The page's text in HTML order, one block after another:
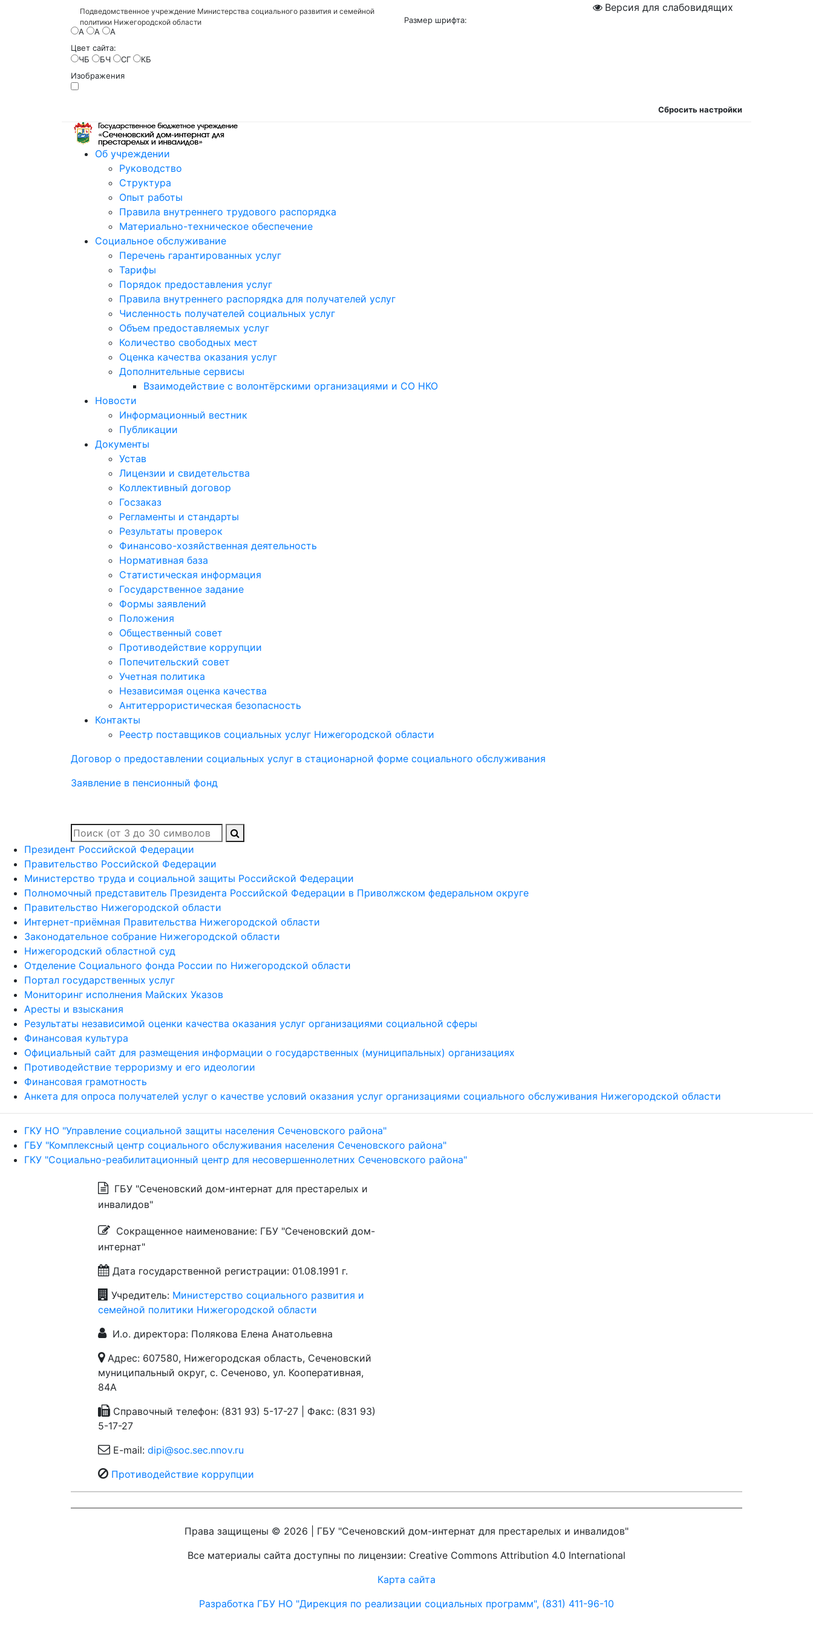
Подведомственное учреждение Министерства социального развития и семейной
политики Нижегородской области
Версия для слабовидящих
Размер шрифта:
A
A
A
Цвет сайта:
ЧБ
БЧ СГ
КБ
Изображения
Сбросить настройки
Об учреждении
Руководство
Структура
Опыт работы
Правила внутреннего трудового распорядка
Материально-техническое обеспечение
Социальное обслуживание
Перечень гарантированных услуг
Тарифы
Порядок предоставления услуг
Правила внутреннего распорядка для получателей услуг
Численность получателей социальных услуг
Объем предоставляемых услуг
Количество свободных мест
Оценка качества оказания услуг
Дополнительные сервисы
Взаимодействие с волонтёрскими организациями и СО НКО
Новости
Информационный вестник
Публикации
Документы
Устав
Лицензии и свидетельства
Коллективный договор
Госзаказ
Регламенты и стандарты
Результаты проверок
Финансово-хозяйственная деятельность
Нормативная база
Статистическая информация
Государственное задание
Формы заявлений
Положения
Общественный совет
Противодействие коррупции
Попечительский совет
Учетная политика
Независимая оценка качества
Антитеррористическая безопасность
Контакты
Реестр поставщиков социальных услуг Нижегородской области
Договор о предоставлении социальных услуг в стационарной форме социального обслуживания
Заявление в пенсионный фонд
Президент Российской Федерации
Правительство Российской Федерации
Министерство труда и социальной защиты Российской Федерации
Полномочный представитель Президента Российской Федерации в Приволжском федеральном округе
Правительство Нижегородской области
Интернет-приёмная Правительства Нижегородской области
Законодательное собрание Нижегородской области
Нижегородский областной суд
Отделение Социального фонда России по Нижегородской области
Портал государственных услуг
Мониторинг исполнения Майских Указов
Аресты и взыскания
Результаты независимой оценки качества оказания услуг организациями социальной сферы
Финансовая культура
Официальный сайт для размещения информации о государственных (муниципальных) организациях
Противодействие терроризму и его идеологии
Финансовая грамотность
Анкета для опроса получателей услуг о качестве условий оказания услуг организациями социального обслуживания Нижегородской области
ГКУ НО "Управление социальной защиты населения Сеченовского района"
ГБУ "Комплексный центр социального обслуживания населения Сеченовского района"
ГКУ "Социально-реабилитационный центр для несовершеннолетних Сеченовского района"
ГБУ "Сеченовский дом-интернат для престарелых и
инвалидов"
Сокращенное наименование: ГБУ "Сеченовский дом-
интернат"
Дата государственной регистрации: 01.08.1991 г.
Учредитель: Министерство социального развития и
семейной политики Нижегородской области
И.о. директора: Полякова Елена Анатольевна
Адрес: 607580, Нижегородская область, Сеченовский
муниципальный округ, с. Сеченово, ул. Кооперативная,
84А
Справочный телефон: (831 93) 5-17-27 | Факс: (831 93)
5-17-27
E-mail: dipi@soc.sec.nnov.ru
Противодействие коррупции
Права защищены © 2026 | ГБУ "Сеченовский дом-интернат для престарелых и инвалидов"
Все материалы сайта доступны по лицензии: Creative Commons Attribution 4.0 International
Карта сайта
Разработка ГБУ НО "Дирекция по реализации социальных программ", (831) 411-96-10